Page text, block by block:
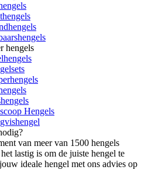
hengels
Hengels
van meer van 1500 hengels
lastig is om de juiste hengel te
ideale hengel met ons advies op